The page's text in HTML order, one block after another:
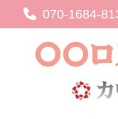
070-1684-